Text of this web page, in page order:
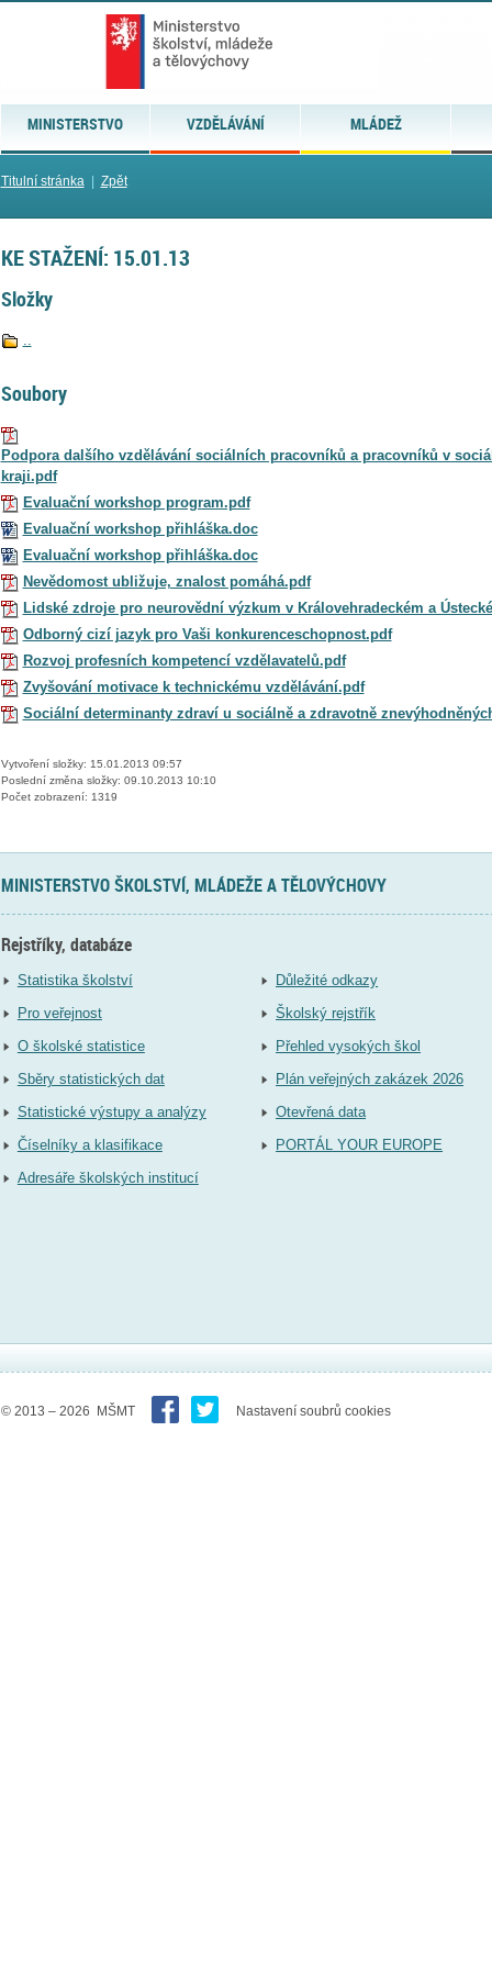
MINISTERSTVO VZDĚLÁVÁNÍ MLÁDEŽ
Titulní stránka| Zpět
KE STAŽENÍ: 15.01.13
Složky
..
Soubory
Podpora dalšího vzdělávání sociálních pracovníků a pracovníků v
kraji.pdf
Evaluační workshop program.pdf
Evaluační workshop přihláška.doc
Evaluační workshop přihláška.doc
Nevědomost ubližuje, znalost pomáhá.pdf
Lidské zdroje pro neurovědní výzkum v Královehradeckém a
Odborný cizí jazyk pro Vaši konkurenceschopnost.pdf
Rozvoj profesních kompetencí vzdělavatelů.pdf
Zvyšování motivace k technickému vzdělávání.pdf
Sociální determinanty zdraví u sociálně a zdravotně
Vytvoření složky: 15.01.2013 09:57
Poslední změna složky: 09.10.2013 10:10
Počet zobrazení: 1319
MINISTERSTVO ŠKOLSTVÍ, MLÁDEŽE A TĚLOVÝCHOVY
Rejstříky, databáze
Statistika školství
Pro veřejnost
O školské statistice
Sběry statistických dat
Statistické výstupy a analýzy
Číselníky a klasifikace
Adresáře školských institucí
Důležité odkazy
Školský rejstřík
Přehled vysokých škol
Plán veřejných zakázek 2026
Otevřená data
PORTÁL YOUR EUROPE
© 2013 – 2026 MŠMT Nastavení soubrů cookies